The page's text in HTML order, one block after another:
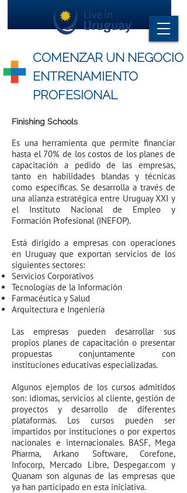
COMENZAR UN NEGOCIO
ENTRENAMIENTO
PROFESIONAL
Finishing Schools
Es una herramienta que permite financiar
hasta el 70% de los costos de los planes de
capacitación a pedido de las empresas,
tanto en habilidades blandas y técnicas
como específicas. Se desarrolla a través de
una alianza estratégica entre Uruguay XXI y
el Instituto Nacional de Empleo y
Formación Profesional (INEFOP).
Está dirigido a empresas con operaciones
en Uruguay que exportan servicios de los
siguientes sectores:
Servicios Corporativos
Tecnologías de la Información
Farmacéutica y Salud
Arquitectura e Ingeniería
Las empresas pueden desarrollar sus
propios planes de capacitación o presentar
propuestas conjuntamente con
instituciones educativas especializadas.
Algunos ejemplos de los cursos admitidos
son: idiomas, servicios al cliente, gestión de
proyectos y desarrollo de diferentes
plataformas. Los cursos pueden ser
impartidos por instituciones o por expertos
nacionales e internacionales. BASF, Mega
Pharma, Arkano Software, Corefone,
Infocorp, Mercado Libre, Despegar.com y
Quanam son algunas de las empresas que
ya han participado en esta iniciativa.